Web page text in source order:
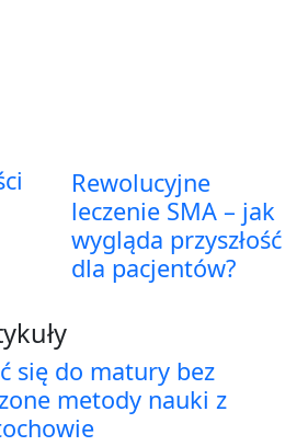
Rewolucyjne
leczenie SMA – jak
wygląda przyszłość
dla pacjentów?
się do matury bez
metody nauki z